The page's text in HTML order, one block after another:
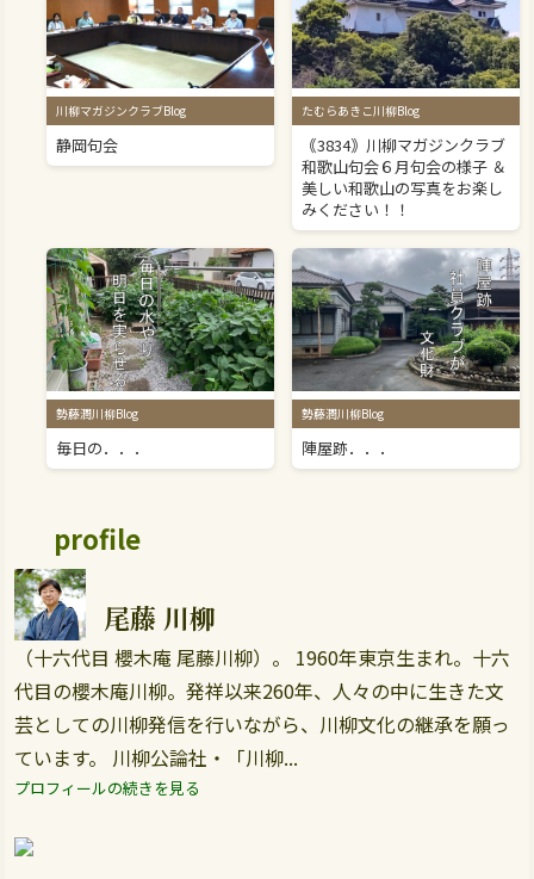
川柳マガジンクラブBlog
静岡句会
たむらあきこ川柳Blog
｟3834｠川柳マガジンクラブ
和歌山句会６月句会の様子 ＆
美しい和歌山の写真をお楽し
みください！！
勢藤潤川柳Blog
毎日の．．．
勢藤潤川柳Blog
陣屋跡．．．
profile
尾藤 川柳
（十六代目 櫻木庵 尾藤川柳）。 1960年東京生まれ。十六
代目の櫻木庵川柳。発祥以来260年、人々の中に生きた文
芸としての川柳発信を行いながら、川柳文化の継承を願っ
ています。 川柳公論社・「川柳...
プロフィールの続きを見る